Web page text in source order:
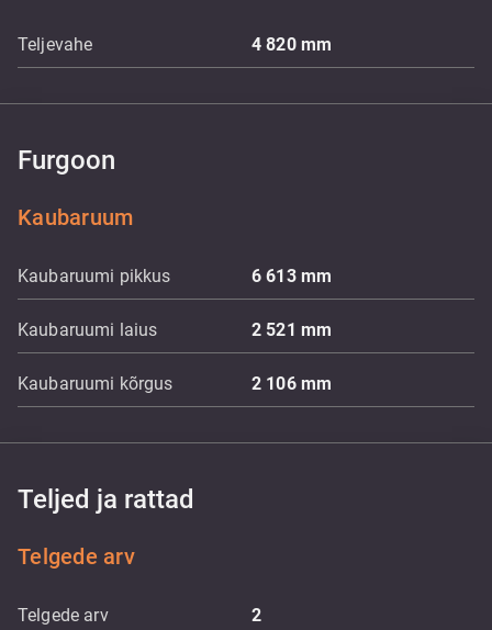
Teljevahe 4 820 mm
Furgoon
Kaubaruum
Kaubaruumi pikkus 6 613 mm
Kaubaruumi laius 2 521 mm
Kaubaruumi kõrgus 2 106 mm
Teljed ja rattad
Telgede arv
Telgede arv 2